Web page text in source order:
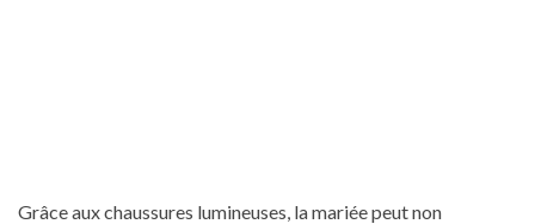
Grâce aux chaussures lumineuses, la mariée peut non